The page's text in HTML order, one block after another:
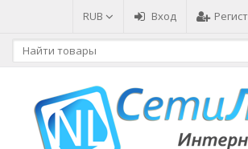
RUB Вход